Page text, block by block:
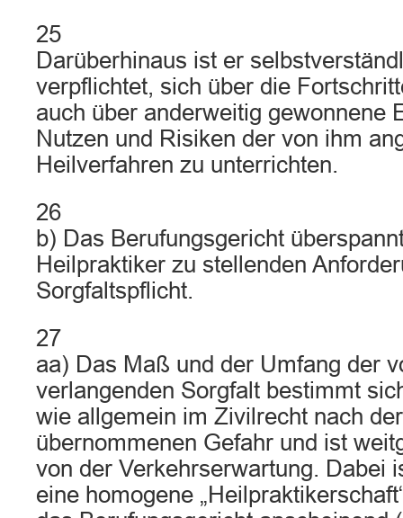
25
Darüberhinaus ist er
verpflichtet, sich über die
auch über anderweitig gewonnene
Nutzen und Risiken der von ihm
Heilverfahren zu unterrichten.
26
b) Das Berufungsgericht
Heilpraktiker zu stellenden
Sorgfaltspflicht.
27
aa) Das Maß und der Umfang der
verlangenden Sorgfalt bestimmt
wie allgemein im Zivilrecht nach
übernommenen Gefahr und ist
von der Verkehrserwartung. Dabei
eine homogene